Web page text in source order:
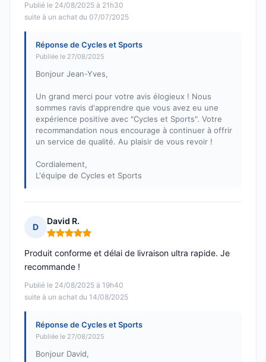
Publié le 24/08/2025 à 21h30
suite à un achat du 07/07/2025
Réponse de Cycles et Sports
Publiée le 27/08/2025
Bonjour Jean-Yves,
Un grand merci pour votre avis élogieux ! Nous
sommes ravis d'apprendre que vous avez eu une
expérience positive avec "Cycles et Sports". Votre
recommandation nous encourage à continuer à offrir
un service de qualité. Au plaisir de vous revoir !
Cordialement,
L'équipe de Cycles et Sports
D
David R.
Note : 5 sur 5
Publié le 24/08/2025 à 19h40
suite à un achat du 14/08/2025
Produit conforme et délai de livraison ultra rapide. Je
recommande !
Réponse de Cycles et Sports
Publiée le 27/08/2025
Bonjour David,